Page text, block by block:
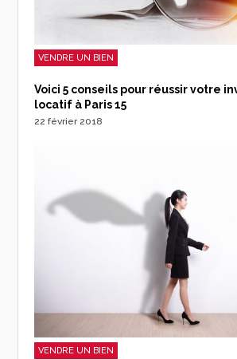
VENDRE UN BIEN
Voici 5 conseils pour réussir votre
locatif à Paris 15
22 février 2018
VENDRE UN BIEN